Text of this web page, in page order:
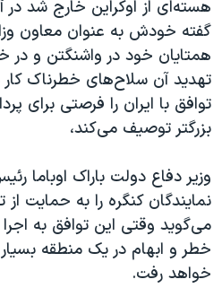
اعتراضات مردمی آبان ۹۸
اسرائیل در جنگ
نرگس محمدی برنده جایزه نوبل
همایش محافظه‌کاران آمریکا
صفحه‌های ویژه
سفر پرزیدنت ترامپ به چین
هسته‌ای از اوکراین خارج شد
گفته خودش به عنوان معاون
همتایان خود در واشنگتن و در
تهدید آن سلاح‌های خطرناک کار
توافق با ایران را فرصتی برای
بزرگتر توصیف می‌کند،
وزیر دفاع دولت باراک اوباما
نمایندگان کنگره را به حمایت
می‌گوید وقتی این توافق به
خطر و ابهام در یک منطقه بسیار
خواهد رفت.